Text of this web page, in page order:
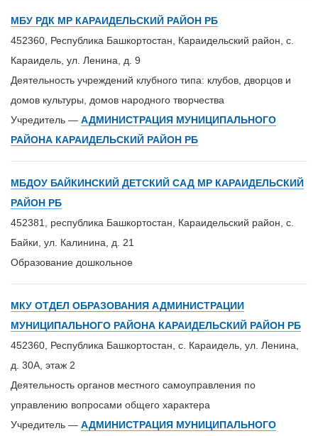
МБУ РДК МР КАРАИДЕЛЬСКИЙ РАЙОН РБ
452360, Республика Башкортостан, Караидельский район, с.
Караидель, ул. Ленина, д. 9
Деятельность учреждений клубного типа: клубов, дворцов и
домов культуры, домов народного творчества
Учредитель — АДМИНИСТРАЦИЯ МУНИЦИПАЛЬНОГО
РАЙОНА КАРАИДЕЛЬСКИЙ РАЙОН РБ
МБДОУ БАЙКИНСКИЙ ДЕТСКИЙ САД МР КАРАИДЕЛЬСКИЙ
РАЙОН РБ
452381, республика Башкортостан, Караидельский район, с.
Байки, ул. Калинина, д. 21
Образование дошкольное
МКУ ОТДЕЛ ОБРАЗОВАНИЯ АДМИНИСТРАЦИИ
МУНИЦИПАЛЬНОГО РАЙОНА КАРАИДЕЛЬСКИЙ РАЙОН РБ
452360, Республика Башкортостан, с. Караидель, ул. Ленина,
д. 30А, этаж 2
Деятельность органов местного самоуправления по
управлению вопросами общего характера
Учредитель — АДМИНИСТРАЦИЯ МУНИЦИПАЛЬНОГО